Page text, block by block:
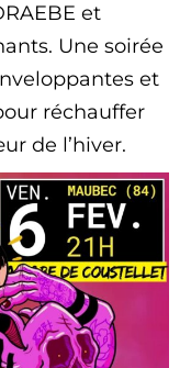
et
Une soirée
et
réchauffer
de l’hiver.